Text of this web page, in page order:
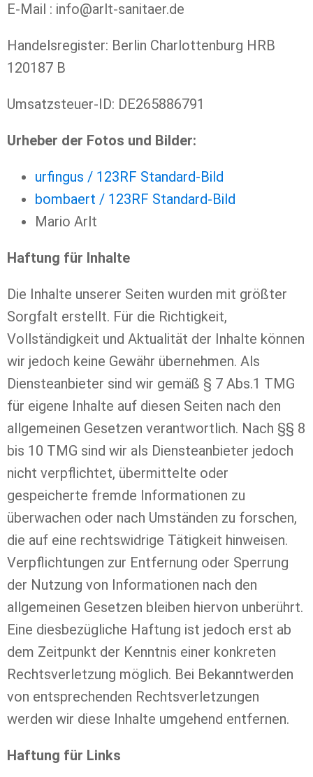
E-Mail : info@arlt-sanitaer.de
Handelsregister: Berlin Charlottenburg HRB
120187 B
Umsatzsteuer-ID: DE265886791
Urheber der Fotos und Bilder:
urfingus / 123RF Standard-Bild
bombaert / 123RF Standard-Bild
Mario Arlt
Haftung für Inhalte
Die Inhalte unserer Seiten wurden mit größter
Sorgfalt erstellt. Für die Richtigkeit,
Vollständigkeit und Aktualität der Inhalte können
wir jedoch keine Gewähr übernehmen. Als
Diensteanbieter sind wir gemäß § 7 Abs.1 TMG
für eigene Inhalte auf diesen Seiten nach den
allgemeinen Gesetzen verantwortlich. Nach §§ 8
bis 10 TMG sind wir als Diensteanbieter jedoch
nicht verpflichtet, übermittelte oder
gespeicherte fremde Informationen zu
überwachen oder nach Umständen zu forschen,
die auf eine rechtswidrige Tätigkeit hinweisen.
Verpflichtungen zur Entfernung oder Sperrung
der Nutzung von Informationen nach den
allgemeinen Gesetzen bleiben hiervon unberührt.
Eine diesbezügliche Haftung ist jedoch erst ab
dem Zeitpunkt der Kenntnis einer konkreten
Rechtsverletzung möglich. Bei Bekanntwerden
von entsprechenden Rechtsverletzungen
werden wir diese Inhalte umgehend entfernen.
Haftung für Links